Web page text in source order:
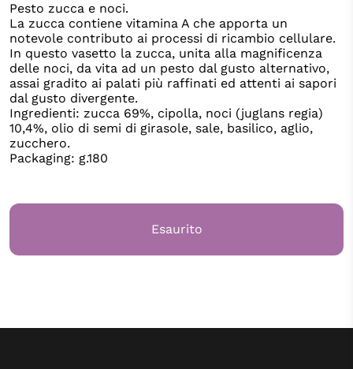
Pesto zucca e noci.
La zucca contiene vitamina A che apporta un
notevole contributo ai processi di ricambio cellulare.
In questo vasetto la zucca, unita alla magnificenza
delle noci, da vita ad un pesto dal gusto alternativo,
assai gradito ai palati più raffinati ed attenti ai sapori
dal gusto divergente.
Ingredienti: zucca 69%, cipolla, noci (juglans regia)
10,4%, olio di semi di girasole, sale, basilico, aglio,
zucchero.
Packaging: g.180
Esaurito